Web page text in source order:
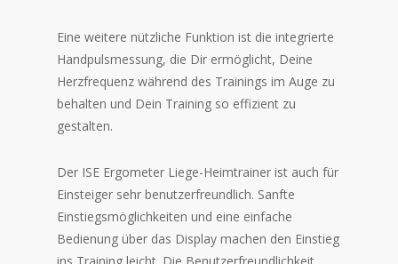
Eine weitere nützliche Funktion ist die integrierte
Handpulsmessung, die Dir ermöglicht, Deine
Herzfrequenz während des Trainings im Auge zu
behalten und Dein Training so effizient zu
gestalten.
Der ISE Ergometer Liege-Heimtrainer ist auch für
Einsteiger sehr benutzerfreundlich. Sanfte
Einstiegsmöglichkeiten und eine einfache
Bedienung über das Display machen den Einstieg
ins Training leicht. Die Benutzerfreundlichkeit